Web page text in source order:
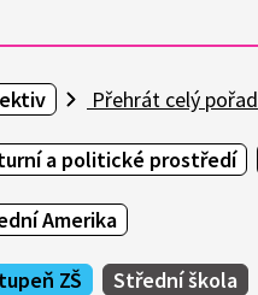
Přehrát celý pořad
a politické prostředí
Amerika
ZŠ Střední škola